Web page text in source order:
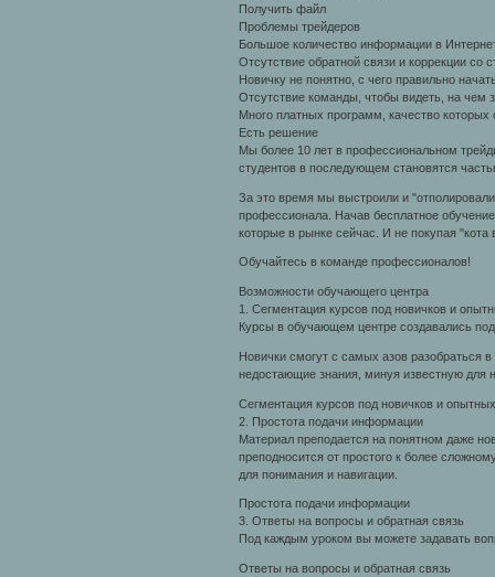
Получить файл
Проблемы трейдеров
Большое количество информации в
Отсутствие обратной связи и коррекции со
Новичку не понятно, с чего правильно
Отсутствие команды, чтобы видеть, на чем
Много платных программ, качество которых
Есть решение
Мы более 10 лет в профессиональном
студентов в последующем становятся
За это время мы выстроили и
профессионала. Начав бесплатное
которые в рынке сейчас. И не покупая
Обучайтесь в команде профессионалов!
Возможности обучающего центра
1. Сегментация курсов под новичков и
Курсы в обучающем центре создавались
Новички смогут с самых азов разобраться
недостающие знания, минуя известную для
Сегментация курсов под новичков и опытных
2. Простота подачи информации
Материал преподается на понятном даже
преподносится от простого к более
для понимания и навигации.
Простота подачи информации
3. Ответы на вопросы и обратная связь
Под каждым уроком вы можете задавать
Ответы на вопросы и обратная связь